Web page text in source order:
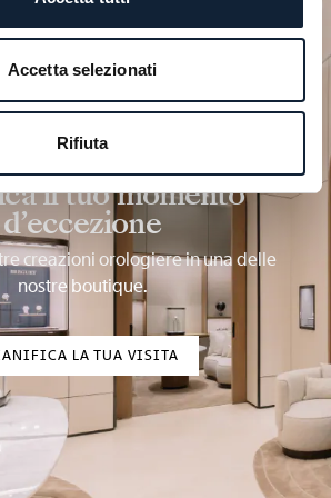
Accetta selezionati
Rifiuta
il tuo momento
d’eccezione
creazioni orologiere in una delle
nostre boutique.
LA TUA VISITA